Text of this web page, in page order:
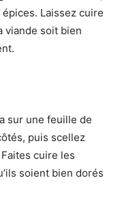
Laissez cuire
viande soit bien
sur une feuille de
puis scellez
cuire les
soient bien dorés